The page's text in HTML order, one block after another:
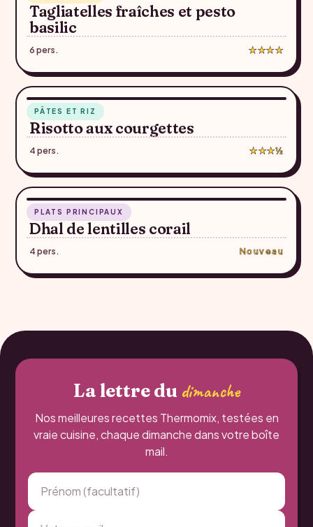
Tagliatelles fraîches et pesto
basilic
6 pers. ★★★★
PÂTES ET RIZ
Risotto aux courgettes
4 pers. ★★★½
PLATS PRINCIPAUX
Dhal de lentilles corail
4 pers. Nouveau
La lettre du dimanche
Nos meilleures recettes Thermomix, testées en
vraie cuisine, chaque dimanche dans votre boîte
mail.